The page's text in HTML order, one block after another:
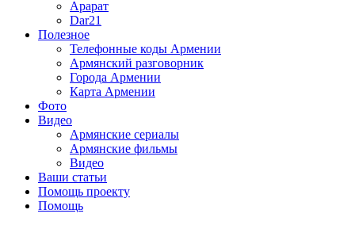
Арарат
Dar21
Полезное
Телефонные коды Армении
Армянский разговорник
Города Армении
Карта Армении
Фото
Видео
Армянские сериалы
Армянские фильмы
Видео
Ваши статьи
Помощь проекту
Помощь